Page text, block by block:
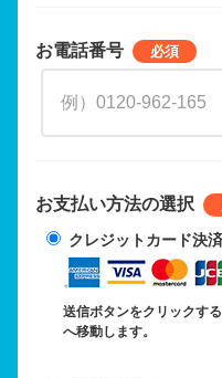
お電話番号
お支払い方法の選択
クレジットカード決済
送信ボタンをクリックす
へ移動します。